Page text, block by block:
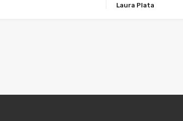
Laura Plata